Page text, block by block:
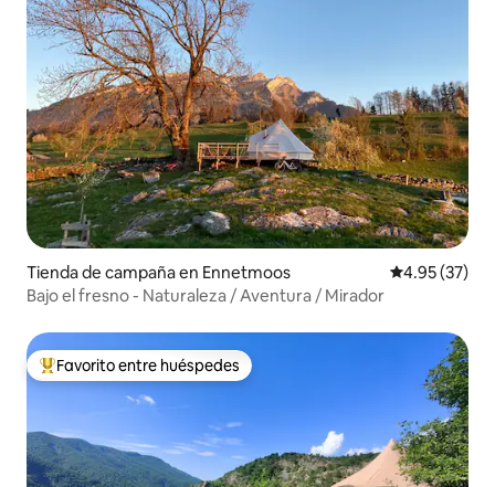
Tienda de campaña en Ennetmoos Calificación
4.95 (37)
Bajo el fresno - Naturaleza / Aventura / Mirador
De los mejores en Favorito entre huéspedes
Favorito entre huéspedes